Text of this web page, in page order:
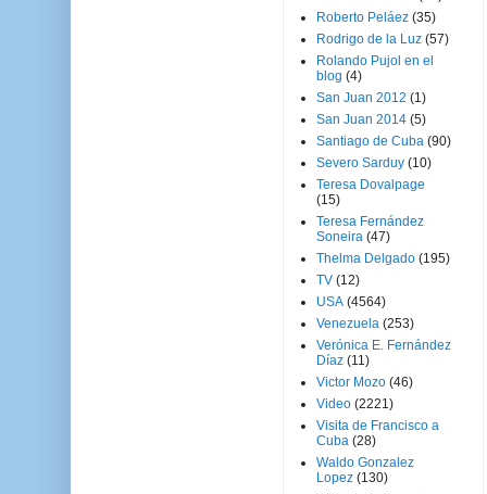
Roberto Peláez (35)
Rodrigo de la Luz (57)
Rolando Pujol en el
blog (4)
San Juan 2012 (1)
San Juan 2014 (5)
Santiago de Cuba (90)
Severo Sarduy (10)
Teresa Dovalpage
(15)
Teresa Fernández
Soneira (47)
Thelma Delgado (195)
TV (12)
USA (4564)
Venezuela (253)
Verónica E. Fernández
Díaz (11)
Victor Mozo (46)
Video (2221)
Visita de Francisco a
Cuba (28)
Waldo Gonzalez
Lopez (130)